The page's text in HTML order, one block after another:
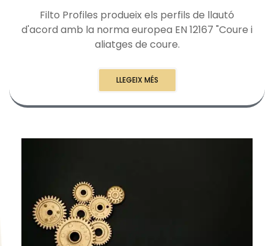
Filto Profiles produeix els perfils de llautó
d'acord amb la norma europea EN 12167 "Coure i
aliatges de coure.
LLEGEIX MÉS